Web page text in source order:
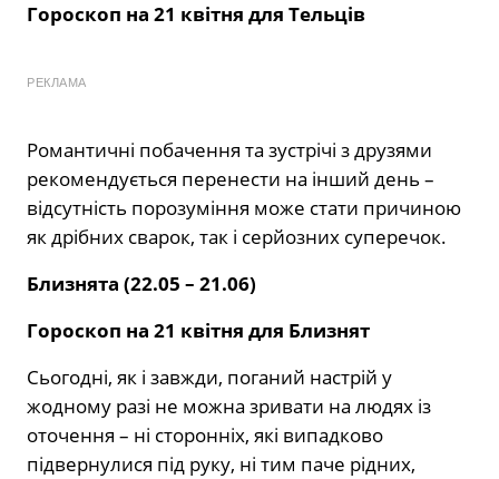
Гороскоп на 21 квітня для Тельців
РЕКЛАМА
Романтичні побачення та зустрічі з друзями
рекомендується перенести на інший день –
відсутність порозуміння може стати причиною
як дрібних сварок, так і серйозних суперечок.
Близнята (22.05 – 21.06)
Гороскоп на 21 квітня для Близнят
Сьогодні, як і завжди, поганий настрій у
жодному разі не можна зривати на людях із
оточення – ні сторонніх, які випадково
підвернулися під руку, ні тим паче рідних,